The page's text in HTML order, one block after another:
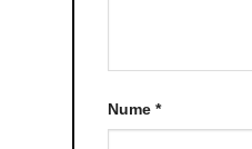
Nume *